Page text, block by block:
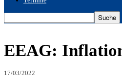
EEAG:
17/03/2022